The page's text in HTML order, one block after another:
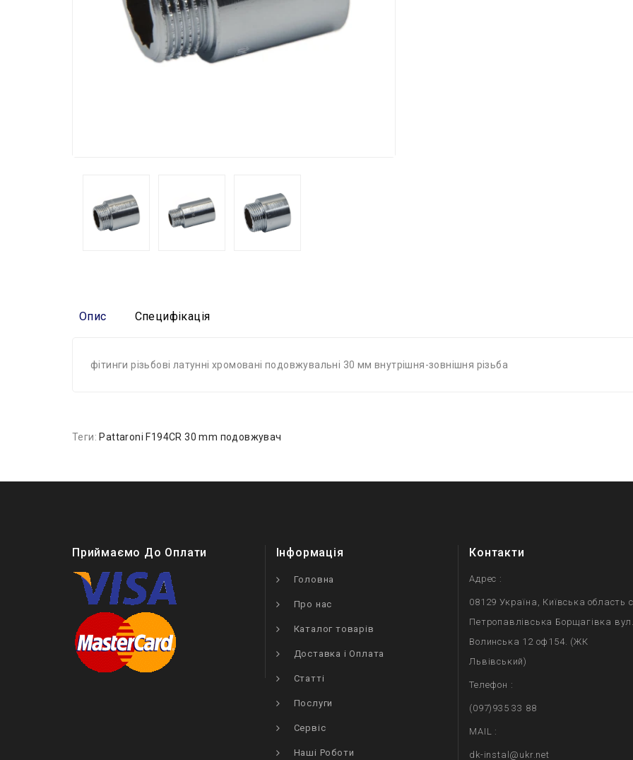
Опис Специфікація
фітинги різьбові латунні хромовані подовжувальні 30 мм внутрішня-зовнішня різьба
Теги: Pattaroni F194CR 30 mm подовжувач
Приймаємо До Оплати Інформація
Головна
Про нас
Каталог товарів
Доставка і Оплата
Статті
Послуги
Сервіс
Наші Роботи
Контакти
Адрес :
08129 Україна, Київська область
Петропавлівська Борщагівка
Волинська 12 оф154. (ЖК
Львівський)
Телефон :
(097)935 33 88
MAIL :
dk-instal@ukr.net